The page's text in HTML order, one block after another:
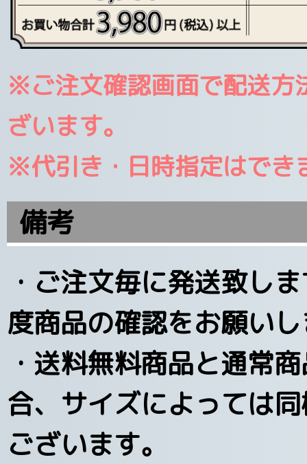
※ご注文確認画面で配送方
ざいます。
※代引き・日時指定はでき
備考
・ご注文毎に発送致し
度商品の確認をお願い
・送料無料商品と通常
合、サイズによっては
ございます。